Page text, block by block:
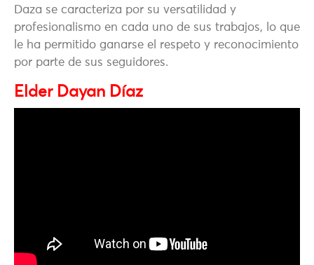
Daza se caracteriza por su versatilidad y
profesionalismo en cada uno de sus trabajos, lo que
le ha permitido ganarse el respeto y reconocimiento
por parte de sus seguidores.
Elder Dayan Díaz